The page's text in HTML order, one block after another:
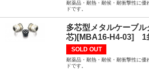
耐薬品・耐熱・耐候・耐衝撃性に優
ドです。
多芯型メタルケーブル
芯)[MBA16-H4-03] 1
SOLD OUT
耐薬品・耐熱・耐候・耐衝撃性に優
ドです。